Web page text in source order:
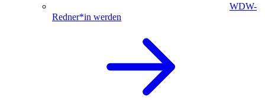
WDW-
Redner*in werden